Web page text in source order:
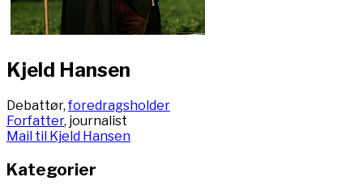
Kjeld Hansen
Debattør,foredragsholder
Forfatter, journalist
Mail til Kjeld Hansen
Kategorier